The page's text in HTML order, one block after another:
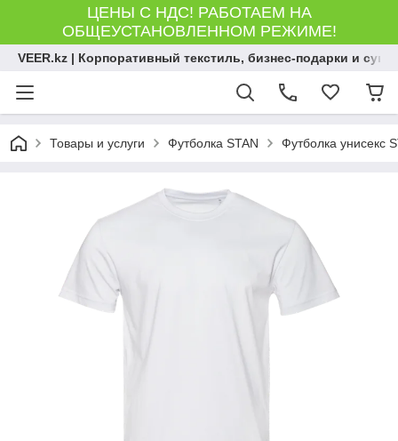
ЦЕНЫ С НДС! РАБОТАЕМ НА
ОБЩЕУСТАНОВЛЕННОМ РЕЖИМЕ!
VEER.kz | Корпоративный текстиль, бизнес-подарки и
Товары и услуги Футболка STAN Футболка унисекс